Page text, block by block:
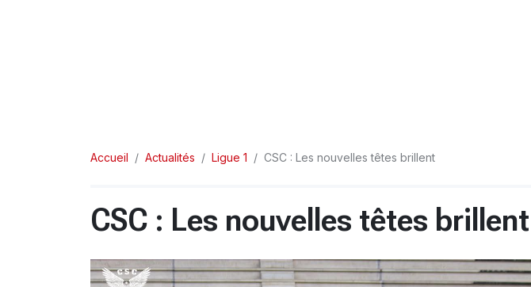
Accueil Actualités Ligue 1 CSC : Les nouvelles têtes brillent
CSC : Les nouvelles têtes brillent